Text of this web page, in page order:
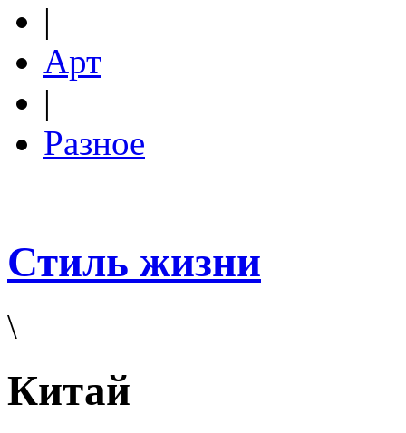
|
Арт
|
Разное
Стиль жизни
\
Китай